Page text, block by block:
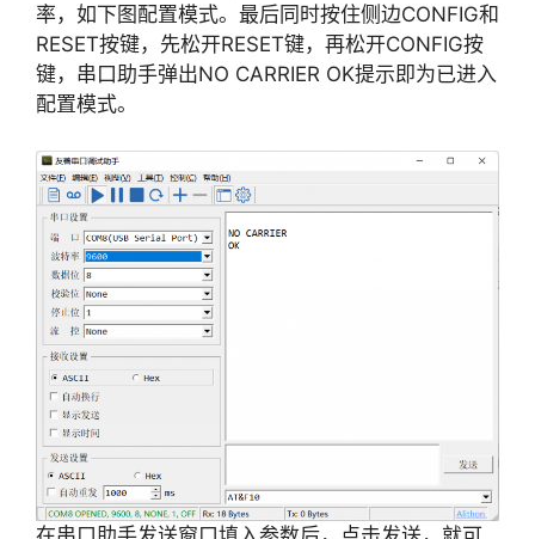
率，如下图配置模式。最后同时按住侧边CONFIG和
RESET按键，先松开RESET键，再松开CONFIG按
键，串口助手弹出NO CARRIER OK提示即为已进入
配置模式。